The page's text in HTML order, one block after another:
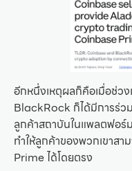
อีกหนึ่งเหตุผลก็คือเมื่อช่ว
BlackRock ก็ได้มีการร่ว
ลูกค้าสถาบันในแพลตฟอ
ทำให้ลูกค้าของพวกเขาส
Prime ได้โดยตรง